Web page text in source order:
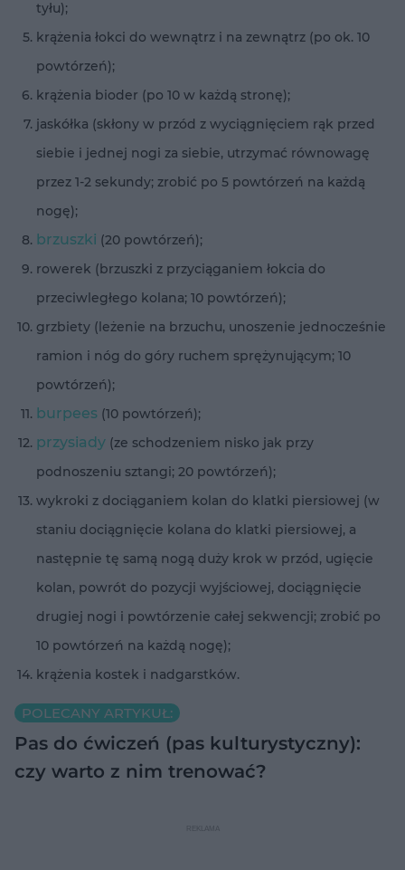
tyłu);
krążenia łokci do wewnątrz i na zewnątrz (po ok. 10
powtórzeń);
krążenia bioder (po 10 w każdą stronę);
jaskółka (skłony w przód z wyciągnięciem rąk przed
siebie i jednej nogi za siebie, utrzymać równowagę
przez 1-2 sekundy; zrobić po 5 powtórzeń na każdą
nogę);
brzuszki (20 powtórzeń);
rowerek (brzuszki z przyciąganiem łokcia do
przeciwległego kolana; 10 powtórzeń);
grzbiety (leżenie na brzuchu, unoszenie jednocześnie
ramion i nóg do góry ruchem sprężynującym; 10
powtórzeń);
burpees (10 powtórzeń);
przysiady (ze schodzeniem nisko jak przy
podnoszeniu sztangi; 20 powtórzeń);
wykroki z dociąganiem kolan do klatki piersiowej (w
staniu dociągnięcie kolana do klatki piersiowej, a
następnie tę samą nogą duży krok w przód, ugięcie
kolan, powrót do pozycji wyjściowej, dociągnięcie
drugiej nogi i powtórzenie całej sekwencji; zrobić po
10 powtórzeń na każdą nogę);
krążenia kostek i nadgarstków.
POLECANY ARTYKUŁ:
Pas do ćwiczeń (pas kulturystyczny):
czy warto z nim trenować?